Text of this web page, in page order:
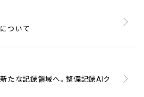
ついて
たな記録領域へ。整備記録AIク